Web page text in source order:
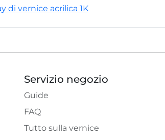
di vernice acrilica 1K
Servizio negozio
Guide
FAQ
Tutto sulla vernice